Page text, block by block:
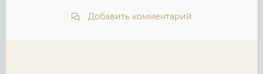
Добавить комментарий